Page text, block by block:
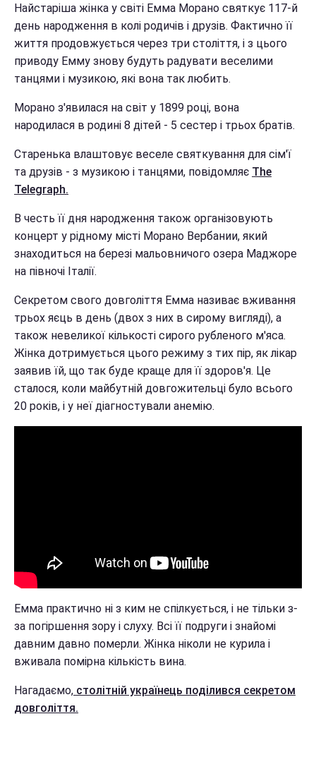
Найстаріша жінка у світі Емма Морано святкує 117-й
день народження в колі родичів і друзів. Фактично її
життя продовжується через три століття, і з цього
приводу Емму знову будуть радувати веселими
танцями і музикою, які вона так любить.
Морано з'явилася на світ у 1899 році, вона
народилася в родині 8 дітей - 5 сестер і трьох братів.
Старенька влаштовує веселе святкування для сім'ї
та друзів - з музикою і танцями, повідомляє The
Telegraph.
В честь її дня народження також організовують
концерт у рідному місті Морано Вербании, який
знаходиться на березі мальовничого озера Маджоре
на півночі Італії.
Секретом свого довголіття Емма називає вживання
трьох яєць в день (двох з них в сирому вигляді), а
також невеликої кількості сирого рубленого м'яса.
Жінка дотримується цього режиму з тих пір, як лікар
заявив їй, що так буде краще для її здоров'я. Це
сталося, коли майбутній довгожительці було всього
20 років, і у неї діагностували анемію.
Емма практично ні з ким не спілкується, і не тільки з-
за погіршення зору і слуху. Всі її подруги і знайомі
давним давно померли. Жінка ніколи не курила і
вживала помірна кількість вина.
Нагадаємо, столітній українець поділився секретом
довголіття.